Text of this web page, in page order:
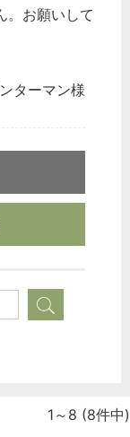
。お願いして
ターマン様
1～8 (8件中)